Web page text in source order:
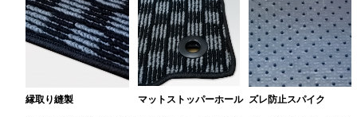
縁取り縫製 マットストッパーホール ズレ防止スパイク